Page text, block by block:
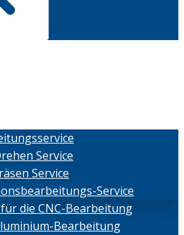
Service
Service
Service
die CNC-Bearbeitung
Bearbeitung